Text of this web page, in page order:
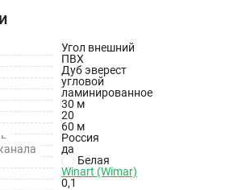
Угол внешний
ПВХ
Дуб эверест
угловой
ламинированное
30 м
20
60 м
Россия
да
Белая
Winart (Wimar)
0,1